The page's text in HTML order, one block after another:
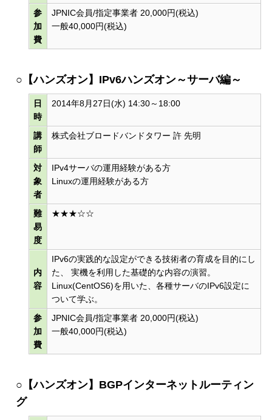
参
加
費
JPNIC会員/指定事業者 20,000円(税込)
一般40,000円(税込)
○【ハンズオン】IPv6ハンズオン～サーバ編～
日
時
2014年8月27日(水) 14:30～18:00
講
師
株式会社ブロードバンドタワー 許 先明
対
象
者
IPv4サーバの運用経験がある方
Linuxの運用経験がある方
難
易
度
★★★☆☆
内
容
IPv6の実践的な設定ができる技術者の育成を目的にし
た、 実機を利用した基礎的な内容の演習。
Linux(CentOS6)を用いた、各種サーバのIPv6設定に
ついて学ぶ。
参
加
費
JPNIC会員/指定事業者 20,000円(税込)
一般40,000円(税込)
○【ハンズオン】BGPインターネットルーティン
グ